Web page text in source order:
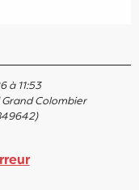
à 11:53
Colombier
)